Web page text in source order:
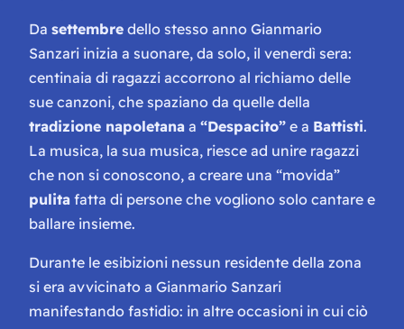
Da settembre dello stesso anno Gianmario
Sanzari inizia a suonare, da solo, il venerdì sera:
centinaia di ragazzi accorrono al richiamo delle
sue canzoni, che spaziano da quelle della
tradizione napoletana a “Despacito” e a Battisti.
La musica, la sua musica, riesce ad unire ragazzi
che non si conoscono, a creare una “movida”
pulita fatta di persone che vogliono solo cantare e
ballare insieme.
Durante le esibizioni nessun residente della zona
si era avvicinato a Gianmario Sanzari
manifestando fastidio: in altre occasioni in cui ciò